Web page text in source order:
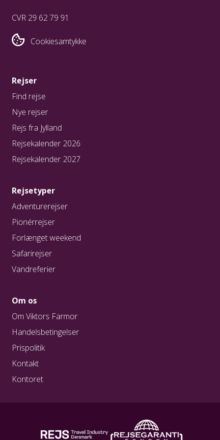
CVR 29 62 79 91
Cookiesamtykke
Rejser
Find rejse
Nye rejser
Rejs fra Jylland
Rejsekalender 2026
Rejsekalender 2027
Rejsetyper
Adventurerejser
Pionérrejser
Forlænget weekend
Safarirejser
Vandreferier
Om os
Om Viktors Farmor
Handelsbetingelser
Prispolitik
Kontakt
Kontoret